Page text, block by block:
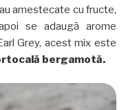
amestecate cu fructe,
se adaugă arome
Grey, acest mix este
bergamotă.